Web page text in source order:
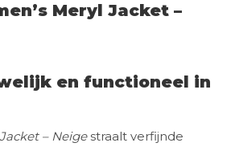
Meryl Jacket –
en functioneel in
– Neigestraalt verfijnde